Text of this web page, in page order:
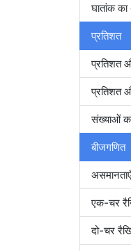
घातांक
प्रतिशत
प्रतिशत
प्रतिशत
संख्याओं
बीजगणित
एक-चर
दो-चर